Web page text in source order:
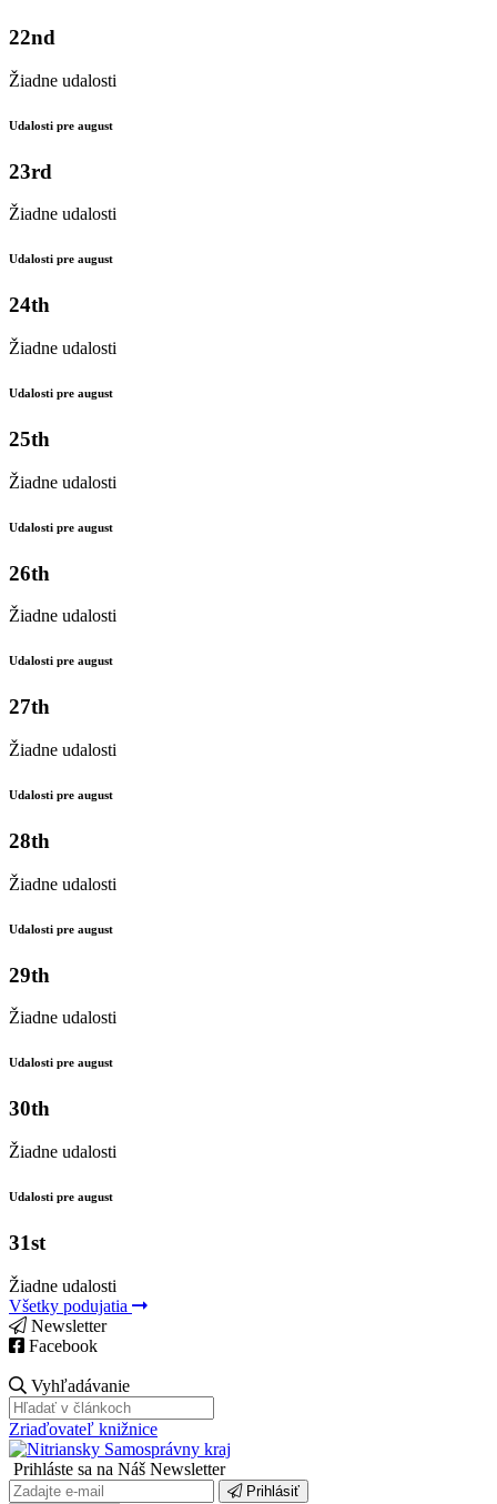
22nd
Žiadne udalosti
Udalosti pre august
23rd
Žiadne udalosti
Udalosti pre august
24th
Žiadne udalosti
Udalosti pre august
25th
Žiadne udalosti
Udalosti pre august
26th
Žiadne udalosti
Udalosti pre august
27th
Žiadne udalosti
Udalosti pre august
28th
Žiadne udalosti
Udalosti pre august
29th
Žiadne udalosti
Udalosti pre august
30th
Žiadne udalosti
Udalosti pre august
31st
Žiadne udalosti
Všetky podujatia
Newsletter
Facebook
Vyhľadávanie
Zriaďovateľ knižnice
Prihláste sa na Náš Newsletter
Prihlásiť